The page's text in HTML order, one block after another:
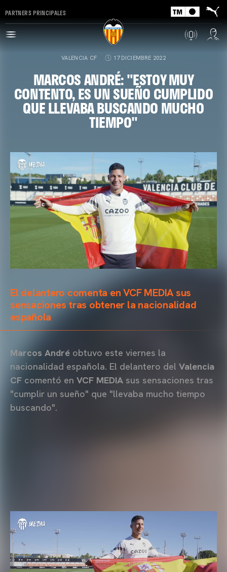
PARTNERS PRINCIPALES
VALENCIA CF 17 DICIEMBRE 2022
MARCOS ANDRÉ: "ESTOY MUY
CONTENTO, ES UN SUEÑO CUMPLIDO
QUE LLEVABA BUSCANDO MUCHO
TIEMPO"
El delantero comenta en VCF MEDIA sus
sensaciones tras obtener la nacionalidad
española
Marcos André obtuvo este viernes la
nacionalidad española. El delantero del Valencia
CF comentó en VCF MEDIA sus sensaciones tras
"cumplir un sueño" que "llevaba mucho tiempo
buscando".